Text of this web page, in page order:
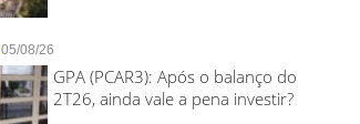
05/08/26
GPA (PCAR3): Após o balanço do
2T26, ainda vale a pena investir?